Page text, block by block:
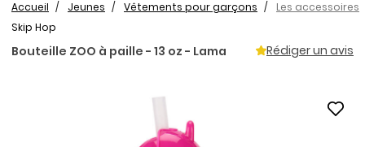
Accueil Jeunes Vêtements pour garçons
Les accessoires
Skip Hop
Bouteille ZOO à paille - 13 oz - Lama Rédiger un avis